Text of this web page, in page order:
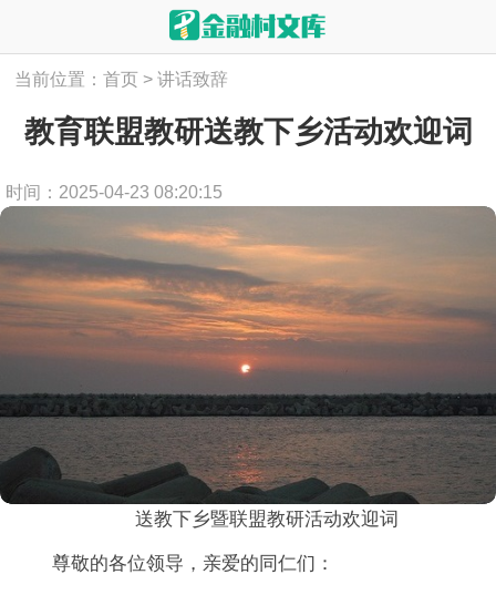
当前位置：首页 > 讲话致辞
教育联盟教研送教下乡活动欢迎词
时间：2025-04-23 08:20:15
送教下乡暨联盟教研活动欢迎词
尊敬的各位领导，亲爱的同仁们：